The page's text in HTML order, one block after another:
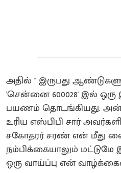
அதில் " ​இருபது
'சென்னை 600028' இல் ஒரு
பயணம் தொடங்கியது.
உரிய எஸ்பிபி சார்
சகோதரர் சரண் என் மீது
நம்பிக்கையாலும் மட்டுமே
ஒரு வாய்ப்பு என்